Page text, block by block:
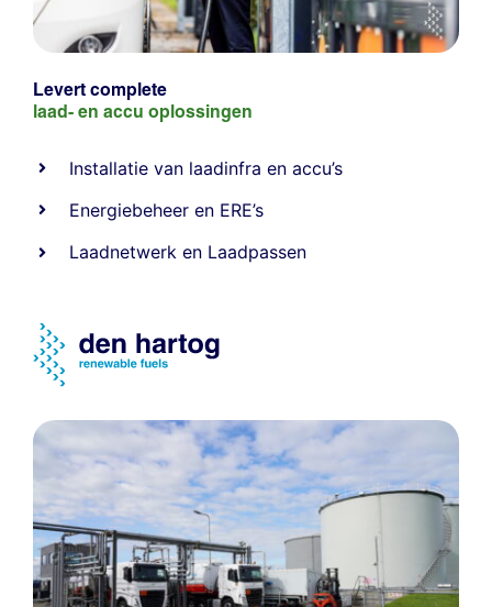
Levert complete
laad- en accu oplossingen
Installatie van laadinfra en accu’s
Energiebeheer en ERE’s
Laadnetwerk en Laadpassen